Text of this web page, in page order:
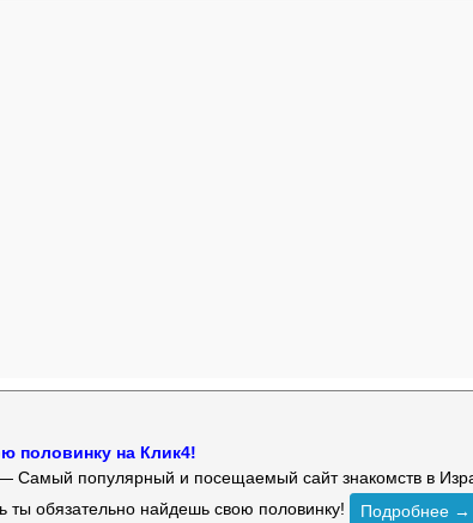
половинку на Клик4!
Самый популярный и посещаемый сайт знакомств в
ты обязательно найдешь свою половинку!
Подробнее →